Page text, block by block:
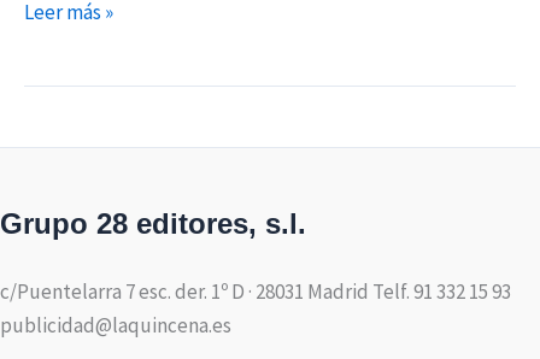
Leer más »
Grupo 28 editores, s.l.
c/Puentelarra 7 esc. der. 1º D · 28031 Madrid Telf. 91 332 15 93
publicidad@laquincena.es